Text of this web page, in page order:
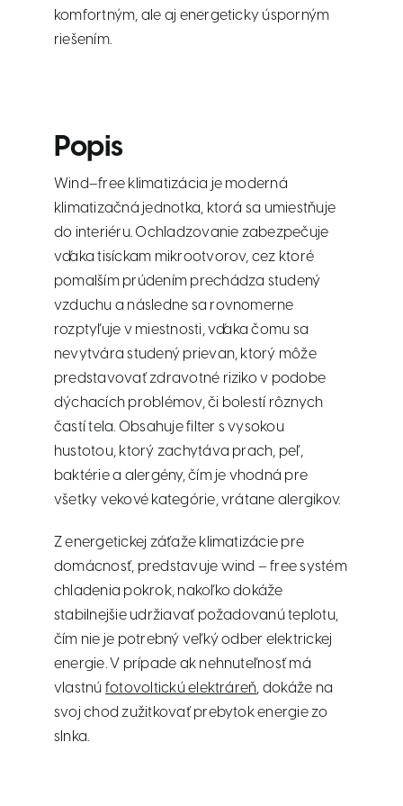
komfortným, ale aj energeticky úsporným
riešením.
Popis
Wind–free klimatizácia je moderná
klimatizačná jednotka, ktorá sa umiestňuje
do interiéru. Ochladzovanie zabezpečuje
vďaka tisíckam mikrootvorov, cez ktoré
pomalším prúdením prechádza studený
vzduchu a následne sa rovnomerne
rozptyľuje v miestnosti, vďaka čomu sa
nevytvára studený prievan, ktorý môže
predstavovať zdravotné riziko v podobe
dýchacích problémov, či bolestí rôznych
častí tela. Obsahuje filter s vysokou
hustotou, ktorý zachytáva prach, peľ,
baktérie a alergény, čím je vhodná pre
všetky vekové kategórie, vrátane alergikov.
Z energetickej záťaže klimatizácie pre
domácnosť, predstavuje wind – free systém
chladenia pokrok, nakoľko dokáže
stabilnejšie udržiavať požadovanú teplotu,
čím nie je potrebný veľký odber elektrickej
energie. V prípade ak nehnuteľnosť má
vlastnú fotovoltickú elektráreň, dokáže na
svoj chod zužitkovať prebytok energie zo
slnka.